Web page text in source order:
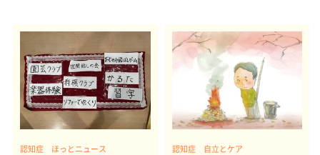
認知症 ほっとニュース 認知症 自立とケア